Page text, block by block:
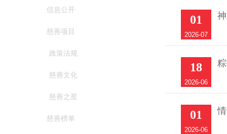
信息公开
慈善项目
政策法规
慈善文化
慈善之星
慈善榜单
01
2026-07
18
2026-06
01
2026-06